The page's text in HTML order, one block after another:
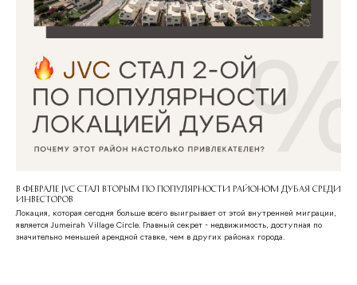
В Феврале JVC стал вторым по популярности районом Дубая среди
инвесторов
Локация, которая сегодня больше всего выигрывает от этой внутренней миграции,
является Jumeirah Village Circle. Главный секрет - недвижимость, доступная по
значительно меньшей арендной ставке, чем в других районах города.